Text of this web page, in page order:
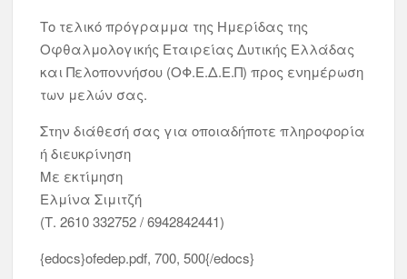
Tο τελικό πρόγραμμα της Ημερίδας της
Οφθαλμολογικής Εταιρείας Δυτικής Ελλάδας
και Πελοποννήσου (ΟΦ.Ε.Δ.Ε.Π) προς ενημέρωση
των μελών σας.
Στην διάθεσή σας για οποιαδήποτε πληροφορία
ή διευκρίνηση
Με εκτίμηση
Ελμίνα Σιμιτζή
(Τ. 2610 332752 / 6942842441)
{edocs}ofedep.pdf, 700, 500{/edocs}